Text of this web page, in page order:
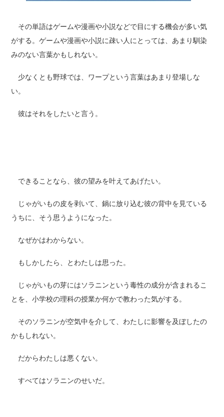
その単語はゲームや漫画や小説などで目にする機会が多い気
がする。ゲームや漫画や小説に疎い人にとっては、あまり馴染
みのない言葉かもしれない。
少なくとも野球では、ワープという言葉はあまり登場しな
い。
彼はそれをしたいと言う。
できることなら、彼の望みを叶えてあげたい。
じゃがいもの皮を剥いて、鍋に放り込む彼の背中を見ている
うちに、そう思うようになった。
なぜかはわからない。
もしかしたら、とわたしは思った。
じゃがいもの芽にはソラニンという毒性の成分が含まれるこ
とを、小学校の理科の授業か何かで教わった気がする。
そのソラニンが空気中を介して、わたしに影響を及ぼしたの
かもしれない。
だからわたしは悪くない。
すべてはソラニンのせいだ。